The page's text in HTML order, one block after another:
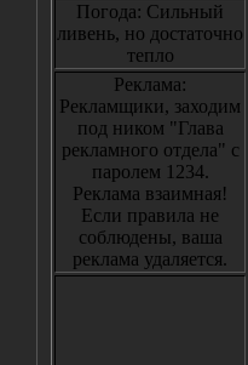
Погода: Сильный
ливень, но достаточно
тепло
Реклама:
Рекламщики, заходим
под ником "Глава
рекламного отдела" с
паролем 1234.
Реклама взаимная!
Если правила не
соблюдены, ваша
реклама удаляется.